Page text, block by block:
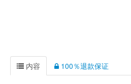
内容 100％退款保证